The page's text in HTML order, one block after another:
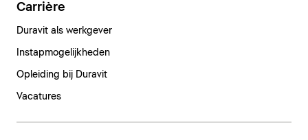
Carrière
Duravit als werkgever
Instapmogelijkheden
Opleiding bij Duravit
Vacatures